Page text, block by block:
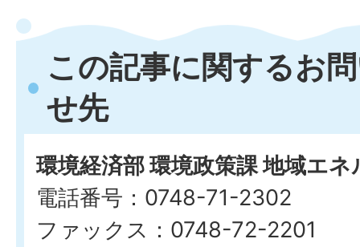
この記事に関するお
せ先
環境経済部 環境政策課 地域エ
電話番号：0748-71-2302
ファックス：0748-72-2201